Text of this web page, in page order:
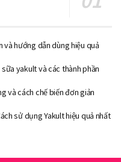
và hướng dẫn dùng hiệu quả
yakult và các thành phần
và cách chế biến đơn giản
sử dụng Yakult hiệu quả nhất